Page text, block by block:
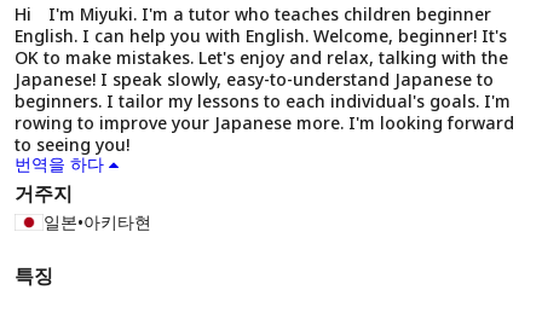
Hi I'm Miyuki. I'm a tutor who teaches children beginner
English. I can help you with English. Welcome, beginner! It's
OK to make mistakes. Let's enjoy and relax, talking with the
Japanese! I speak slowly, easy-to-understand Japanese to
beginners. I tailor my lessons to each individual's goals. I'm
rowing to improve your Japanese more. I'm looking forward
to seeing you!
번역을 하다
거주지
일본•아키타현
특징